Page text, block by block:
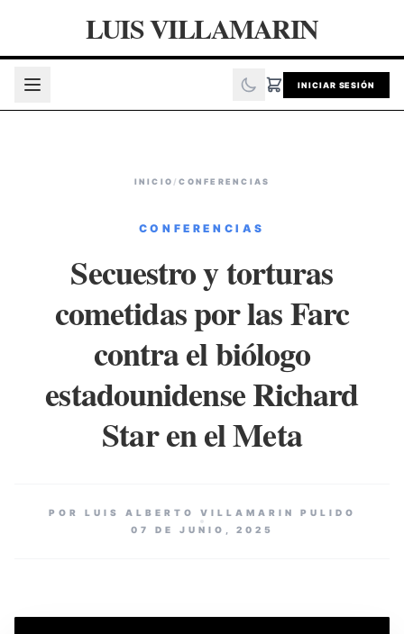
LUIS VILLAMARIN
INICIAR SESIÓN
INICIO /CONFERENCIAS
CONFERENCIAS
Secuestro y torturas
cometidas por las Farc
contra el biólogo
estadounidense Richard
Star en el Meta
POR LUIS ALBERTO VILLAMARIN PULIDO
07 DE JUNIO, 2025